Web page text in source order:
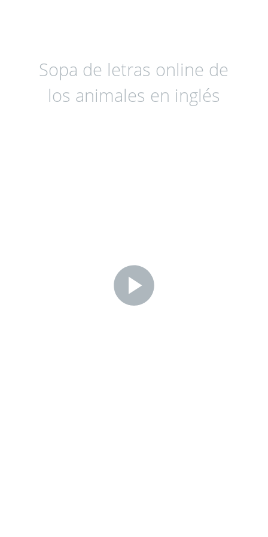
Sopa de letras online de
los animales en inglés